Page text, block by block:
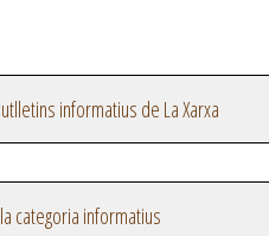
informatius de La Xarxa
categoria informatius